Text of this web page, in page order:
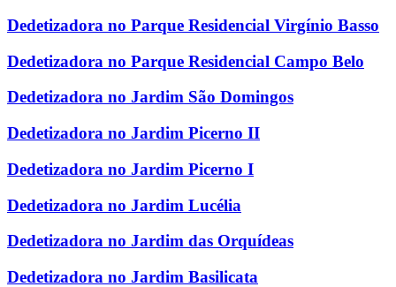
Dedetizadora no Parque Residencial Virgínio Basso
Dedetizadora no Parque Residencial Campo Belo
Dedetizadora no Jardim São Domingos
Dedetizadora no Jardim Picerno II
Dedetizadora no Jardim Picerno I
Dedetizadora no Jardim Lucélia
Dedetizadora no Jardim das Orquídeas
Dedetizadora no Jardim Basilicata